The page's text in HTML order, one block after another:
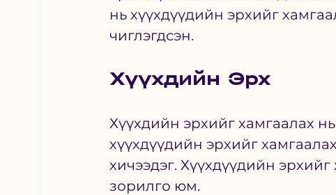
нь хүүхдүүдийн эрхийг
чиглэгдсэн.
Хүүхдийн Эрх
Хүүхдийн эрхийг хамгаалах
хүүхдүүдийн эрхийг
хичээдэг. Хүүхдүүдийн
зорилго юм.